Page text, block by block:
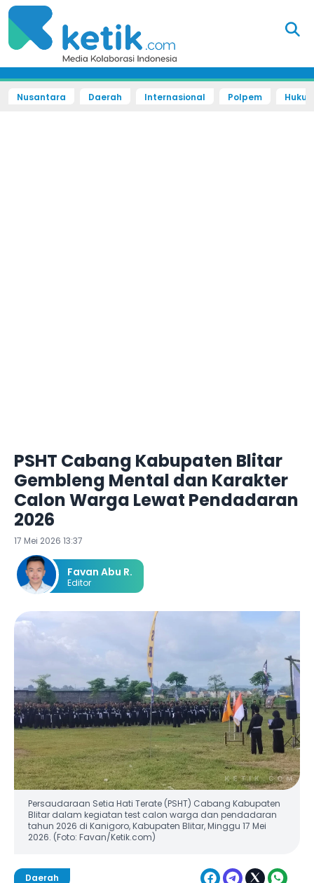
Nusantara Daerah Internasional Polpem
PSHT Cabang Kabupaten Blitar
Gembleng Mental dan Karakter
Calon Warga Lewat Pendadaran
2026
17 Mei 2026 13:37
Favan Abu R.
Editor
Persaudaraan Setia Hati Terate (PSHT) Cabang Kabupaten
Blitar dalam kegiatan test calon warga dan pendadaran
tahun 2026 di Kanigoro, Kabupaten Blitar, Minggu 17 Mei
2026. (Foto: Favan/Ketik.com)
Daerah